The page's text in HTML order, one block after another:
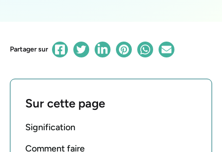
Partager sur
Sur cette page
Signification
Comment faire